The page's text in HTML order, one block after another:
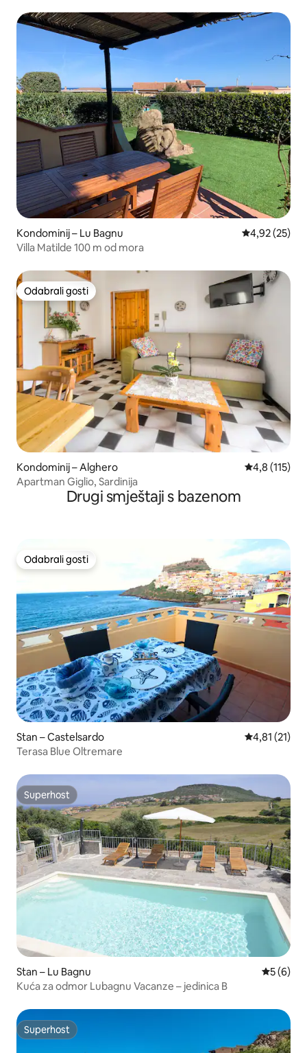
Kondominij – Lu Bagnu Prosječna
4,92 (25)
Villa Matilde 100 m od mora
Odabrali gosti
Odabrali gosti
Kondominij – Alghero Prosječna
4,8 (115)
Apartman Giglio, Sardinija
Drugi smještaji s bazenom
Odabrali gosti
Odabrali gosti
Stan – Castelsardo Prosječna
4,81 (21)
Terasa Blue Oltremare
Superhost
Superhost
Stan – Lu Bagnu
5 (6)
Kuća za odmor Lubagnu Vacanze – jedinica B
Superhost
Superhost